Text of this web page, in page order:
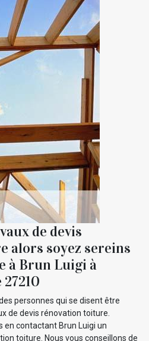
de devis
alors soyez sereins
à Brun Luigi à
personnes qui se disent être
de devis rénovation toiture.
en contactant Brun Luigi un
toiture. Nous vous conseillons de